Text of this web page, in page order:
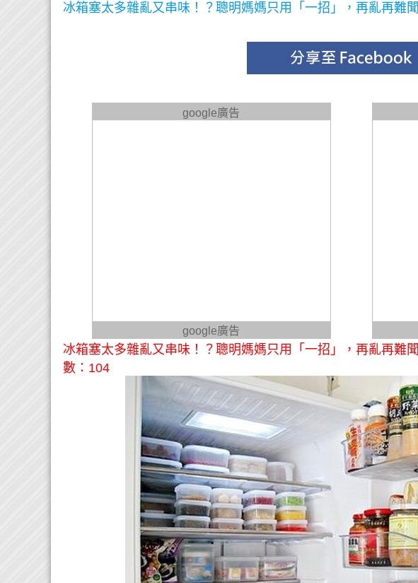
冰箱塞太多雜亂又串味！？聰明媽媽只用「一招」，再亂再難
google廣告
google廣告
冰箱塞太多雜亂又串味！？聰明媽媽只用「一招」，再亂再難
數：104